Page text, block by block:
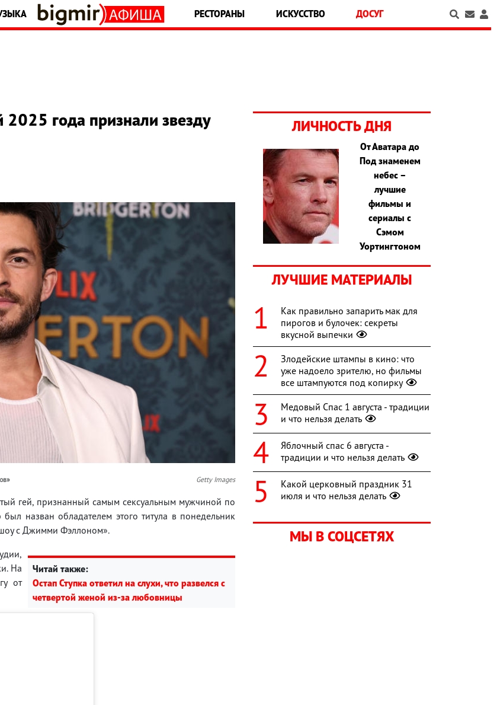
РЕСТОРАНЫ ИСКУССТВО ДОСУГ
года признали звезду
Getty Images
гей, признанный самым сексуальным мужчиной по
назван обладателем этого титула в понедельник
с Джимми Фэллоном».
Читай также:
Остап Ступка ответил на слухи, что развелся с
четвертой женой из-за любовницы
На
от
ЛИЧНОСТЬ ДНЯ
От Аватара до
Под знаменем
небес –
лучшие
фильмы и
сериалы с
Сэмом
Уортингтоном
ЛУЧШИЕ МАТЕРИАЛЫ
Как правильно запарить мак для
пирогов и булочек: секреты
вкусной выпечки
Злодейские штампы в кино: что
уже надоело зрителю, но фильмы
все штампуются под копирку
Медовый Спас 1 августа - традиции
и что нельзя делать
Яблочный спас 6 августа -
традиции и что нельзя делать
Какой церковный праздник 31
июля и что нельзя делать
МЫ В СОЦСЕТЯХ